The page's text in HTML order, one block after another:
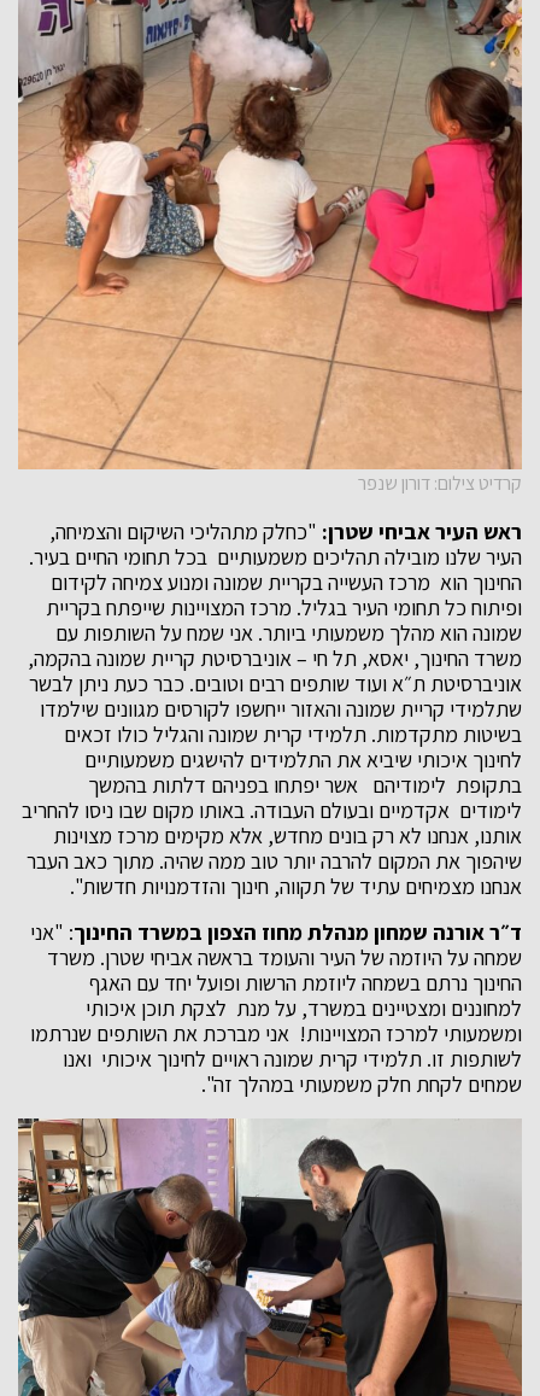
קרדיט צילום: דורון שנפר
ראש העיר אביחי שטרן: "כחלק מתהליכי השיקום והצמיחה,
העיר שלנו מובילה תהליכים משמעותיים בכל תחומי החיים בעיר.
החינוך הוא מרכז העשייה בקריית שמונה ומנוע צמיחה לקידום
ופיתוח כל תחומי העיר בגליל. מרכז המצויינות שייפתח בקריית
שמונה הוא מהלך משמעותי ביותר. אני שמח על השותפות עם
משרד החינוך, יאסא, תל חי – אוניברסיטת קריית שמונה בהקמה,
אוניברסיטת ת״א ועוד שותפים רבים וטובים. כבר כעת ניתן לבשר
שתלמידי קריית שמונה והאזור ייחשפו לקורסים מגוונים שילמדו
בשיטות מתקדמות. תלמידי קרית שמונה והגליל כולו זכאים
לחינוך איכותי שיביא את התלמידים להישגים משמעותיים
בתקופת לימודיהם אשר יפתחו בפניהם דלתות בהמשך
לימודים אקדמיים ובעולם העבודה. באותו מקום שבו ניסו להחריב
אותנו, אנחנו לא רק בונים מחדש, אלא מקימים מרכז מצוינות
שיהפוך את המקום להרבה יותר טוב ממה שהיה. מתוך כאב העבר
אנחנו מצמיחים עתיד של תקווה, חינוך והזדמנויות חדשות".
ד״ר אורנה שמחון מנהלת מחוז הצפון במשרד החינוך: "אני
שמחה על היוזמה של העיר והעומד בראשה אביחי שטרן. משרד
החינוך נרתם בשמחה ליוזמת הרשות ופועל יחד עם האגף
למחוננים ומצטיינים במשרד, על מנת לצקת תוכן איכותי
ומשמעותי למרכז המצויינות! אני מברכת את השותפים שנרתמו
לשותפות זו. תלמידי קרית שמונה ראויים לחינוך איכותי ואנו
שמחים לקחת חלק משמעותי במהלך זה".